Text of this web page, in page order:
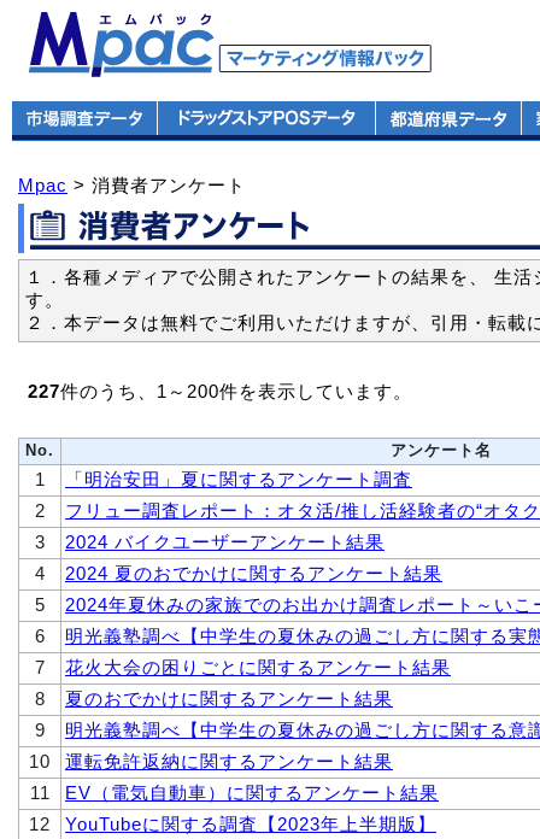
Mpac > 消費者アンケート
１．各種メディアで公開されたアンケートの結果を、 生
す。
２．本データは無料でご利用いただけますが、引用・転
227件のうち、1～200件を表示しています。
No. アンケート名
1
「明治安田」夏に関するアンケート調査
2
フリュー調査レポート：オタ活/推し活経験者の“オタ
3
2024 バイクユーザーアンケート結果
4
2024 夏のおでかけに関するアンケート結果
5
2024年夏休みの家族でのお出かけ調査レポート～い
6
明光義塾調べ【中学生の夏休みの過ごし方に関する実
7
花火大会の困りごとに関するアンケート結果
8
夏のおでかけに関するアンケート結果
9
明光義塾調べ【中学生の夏休みの過ごし方に関する意
10
運転免許返納に関するアンケート結果
11
EV（電気自動車）に関するアンケート結果
12
YouTubeに関する調査【2023年上半期版】